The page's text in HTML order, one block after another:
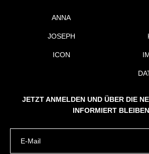
ANNA
JOSEPH
ICON
JETZT ANMELDEN UND ÜBER DIE
INFORMIERT